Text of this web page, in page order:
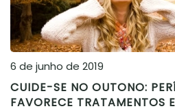
6 de junho de 2019
CUIDE-SE NO OUTONO:
FAVORECE TRATAMENTOS